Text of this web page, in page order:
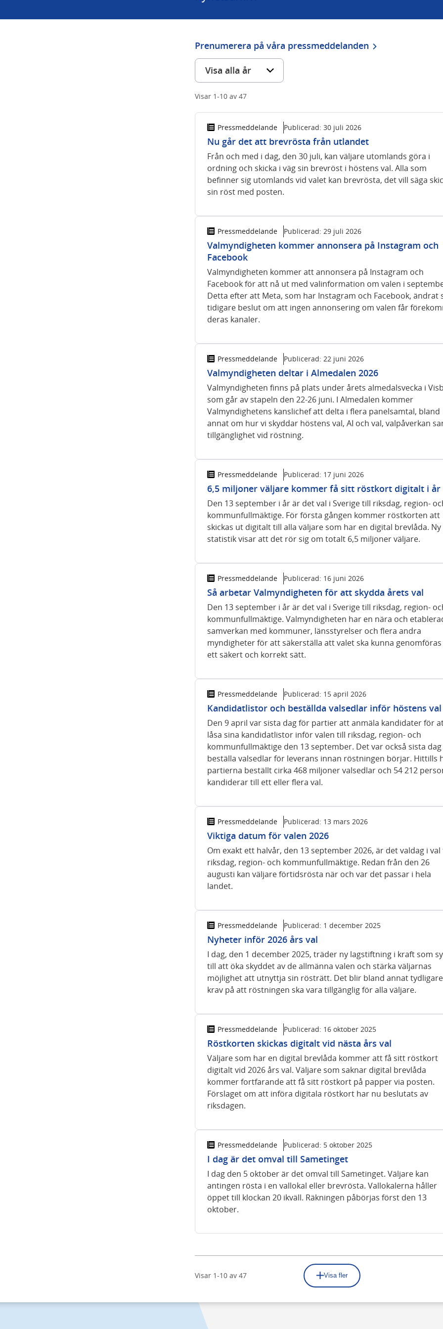
Prenumerera på våra pressmeddelanden
Visa alla år
Visar 1-10av 47
Pressmeddelande Publicerad: 30 juli 2026
Nu går det att brevrösta från utlandet
Från och med i dag, den 30 juli, kan väljare utomlands göra i
ordning och skicka i väg sin brevröst i höstens val. Alla som
befinner sig utomlands vid valet kan brevrösta, det vill säga
sin röst med posten.
Pressmeddelande Publicerad: 29 juli 2026
Valmyndigheten kommer annonsera på Instagram och
Facebook
Valmyndigheten kommer att annonsera på Instagram och
Facebook för att nå ut med valinformation om valen i
Detta efter att Meta, som har Instagram och Facebook, ändrat
tidigare beslut om att ingen annonsering om valen får
deras kanaler.
Pressmeddelande Publicerad: 22 juni 2026
Valmyndigheten deltar i Almedalen 2026
Valmyndigheten finns på plats under årets almedalsvecka i
som går av stapeln den 22-26 juni. I Almedalen kommer
Valmyndighetens kanslichef att delta i flera panelsamtal, bland
annat om hur vi skyddar höstens val, AI och val, valpåverkan
tillgänglighet vid röstning.
Pressmeddelande Publicerad: 17 juni 2026
6,5 miljoner väljare kommer få sitt röstkort digitalt i år
Den 13 september i år är det val i Sverige till riksdag, region-
kommunfullmäktige. För första gången kommer röstkorten att
skickas ut digitalt till alla väljare som har en digital brevlåda. Ny
statistik visar att det rör sig om totalt 6,5 miljoner väljare.
Pressmeddelande Publicerad: 16 juni 2026
Så arbetar Valmyndigheten för att skydda årets val
Den 13 september i år är det val i Sverige till riksdag, region-
kommunfullmäktige. Valmyndigheten har en nära och
samverkan med kommuner, länsstyrelser och flera andra
myndigheter för att säkerställa att valet ska kunna genomföras
ett säkert och korrekt sätt.
Pressmeddelande Publicerad: 15 april 2026
Kandidatlistor och beställda valsedlar inför höstens val
Den 9 april var sista dag för partier att anmäla kandidater för
låsa sina kandidatlistor inför valen till riksdag, region- och
kommunfullmäktige den 13 september. Det var också sista
beställa valsedlar för leverans innan röstningen börjar. Hittills
partierna beställt cirka 468 miljoner valsedlar och 54 212
kandiderar till ett eller flera val.
Pressmeddelande Publicerad: 13 mars 2026
Viktiga datum för valen 2026
Om exakt ett halvår, den 13 september 2026, är det valdag i val
riksdag, region- och kommunfullmäktige. Redan från den 26
augusti kan väljare förtidsrösta när och var det passar i hela
landet.
Pressmeddelande Publicerad: 1 december 2025
Nyheter inför 2026 års val
I dag, den 1 december 2025, träder ny lagstiftning i kraft som
till att öka skyddet av de allmänna valen och stärka väljarnas
möjlighet att utnyttja sin rösträtt. Det blir bland annat tydligare
krav på att röstningen ska vara tillgänglig för alla väljare.
Pressmeddelande Publicerad: 16 oktober 2025
Röstkorten skickas digitalt vid nästa års val
Väljare som har en digital brevlåda kommer att få sitt röstkort
digitalt vid 2026 års val. Väljare som saknar digital brevlåda
kommer fortfarande att få sitt röstkort på papper via posten.
Förslaget om att införa digitala röstkort har nu beslutats av
riksdagen.
Pressmeddelande Publicerad: 5 oktober 2025
I dag är det omval till Sametinget
I dag den 5 oktober är det omval till Sametinget. Väljare kan
antingen rösta i en vallokal eller brevrösta. Vallokalerna håller
öppet till klockan 20 ikväll. Räkningen påbörjas först den 13
oktober.
Visar 1-10av 47 Visa fler